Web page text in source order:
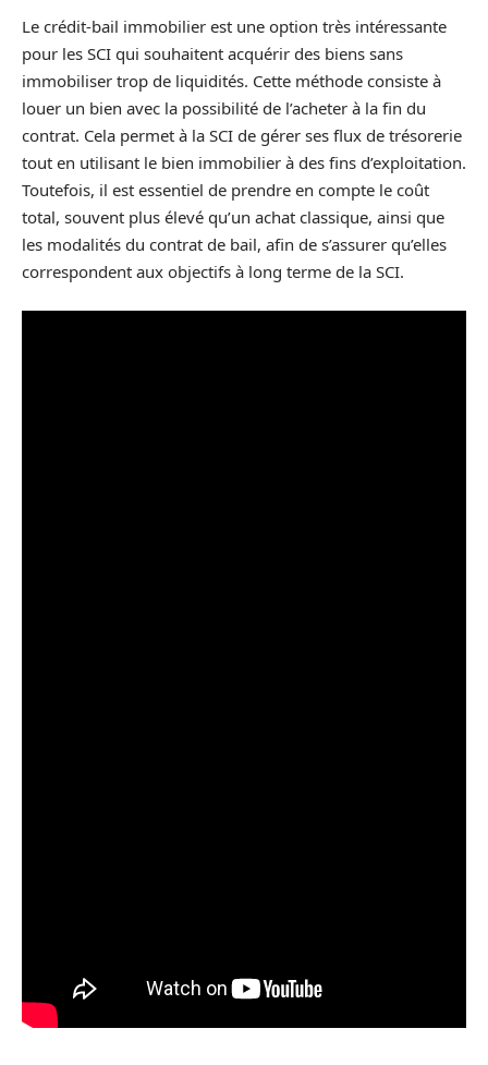
Le crédit-bail immobilier est une option très intéressante
pour les SCI qui souhaitent acquérir des biens sans
immobiliser trop de liquidités. Cette méthode consiste à
louer un bien avec la possibilité de l’acheter à la fin du
contrat. Cela permet à la SCI de gérer ses flux de trésorerie
tout en utilisant le bien immobilier à des fins d’exploitation.
Toutefois, il est essentiel de prendre en compte le coût
total, souvent plus élevé qu’un achat classique, ainsi que
les modalités du contrat de bail, afin de s’assurer qu’elles
correspondent aux objectifs à long terme de la SCI.